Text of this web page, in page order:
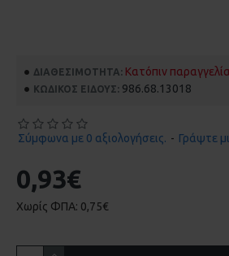
ΔΙΑΘΕΣΙΜΌΤΗΤΑ: Κατόπιν
ΚΩΔΙΚΌΣ ΕΊΔΟΥΣ: 986.68.13018
Σύμφωνα με 0 αξιολογήσεις. - Γράψτε
0,93€
Χωρίς ΦΠΑ: 0,75€